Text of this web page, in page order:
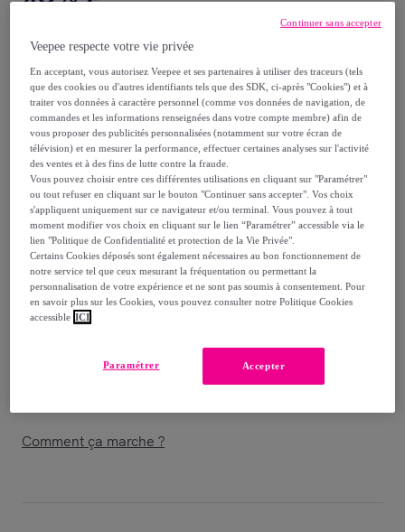
55, €
Reprise possible de votre ancien produit,
voir les conditions.
Vendu parAosom
Livraison
Livraison offerte par la marque
Comment ça marche ?
Veepee respecte votre vie privée
En acceptant, vous autorisez Veepee et ses partenaires à utiliser des traceurs (tels
que des cookies ou d'autres identifiants tels que des SDK, ci-après "Cookies") et à
traiter vos données à caractère personnel (comme vos données de navigation, de
commandes et les informations renseignées dans votre compte membre) afin de
vous proposer des publicités personnalisées (notamment sur votre écran de
télévision) et en mesurer la performance, effectuer certaines analyses sur l'activité
des ventes et à des fins de lutte contre la fraude.
Vous pouvez choisir entre ces différentes utilisations en cliquant sur "Paramétrer"
ou tout refuser en cliquant sur le bouton "Continuer sans accepter". Vos choix
s'appliquent uniquement sur ce navigateur et/ou terminal. Vous pouvez à tout
moment modifier vos choix en cliquant sur le lien “Paramétrer” accessible via le
lien "Politique de Confidentialité et protection de la Vie Privée".
Certains Cookies déposés sont également nécessaires au bon fonctionnement de
notre service tel que ceux mesurant la fréquentation ou permettant la
personnalisation de votre expérience et ne sont pas soumis à consentement. Pour
en savoir plus sur les Cookies, vous pouvez consulter notre Politique Cookies
accessible ICI
Accepter
Paramétrer
Continuer sans accepter